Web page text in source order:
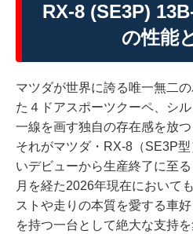
RX-8 (SE3P)
の性能
マツダが世界に誇る唯一無二
た４ドアスポーツクーペ、シ
一線を画す独自の存在感を放つ
それがマツダ・RX-8（SE3P
いデビューから生産終了に至
月を経た2026年現在において
ストや走りの本質を愛する車
を持つ一台として絶大な支持